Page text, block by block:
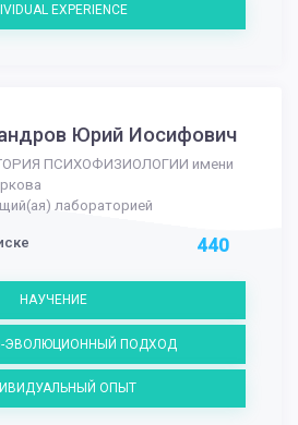
EXPERIENCE
Юрий Иосифович
ПСИХОФИЗИОЛОГИИ имени
лабораторией
440
НАУЧЕНИЕ
ЭВОЛЮЦИОННЫЙ ПОДХОД
ОПЫТ